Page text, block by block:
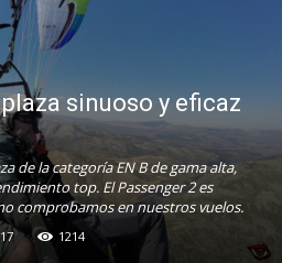
sinuoso y eficaz
de la categoría EN B de gama alta,
top. El Passenger 2 es
comprobamos en nuestros vuelos.
1214